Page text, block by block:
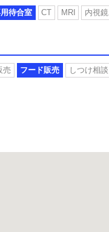
待合室 CT MRI 内視鏡
売 フード販売 しつけ相談